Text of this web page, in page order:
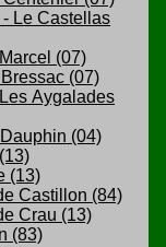
Le Castellas
(07)
(07)
Aygalades
(04)
(13)
Castillon (84)
Crau (13)
(83)